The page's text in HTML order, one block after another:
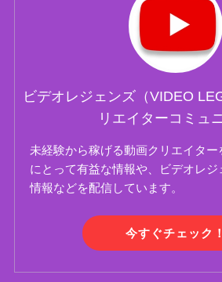
ビデオレジェンズ（VIDEO
リエイターコミュ
未経験から稼げる動画クリエイタ
にとって有益な情報や、ビデオレ
情報などを配信しています。
今すぐチェック！